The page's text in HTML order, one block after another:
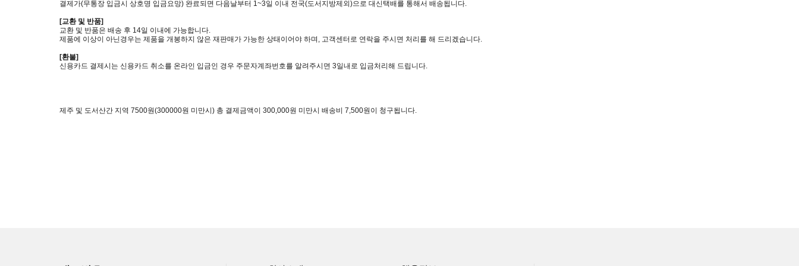
결제가(무통장 입금시 상호명 입금요망) 완료되면 다음날부터 1~3일 이내 전국(도서지방제외)으로 대신택배를 통해서 배송됩니다.
[교환 및 반품]
교환 및 반품은 배송 후 14일 이내에 가능합니다.
제품에 이상이 아닌경우는 제품을 개봉하지 않은 재판매가 가능한 상태이어야 하며, 고객센터로 연락을 주시면 처리를 해 드리겠습니다.
[환불]
신용카드 결제시는 신용카드 취소를 온라인 입금인 경우 주문자계좌번호를 알려주시면 3일내로 입금처리해 드립니다.
제주 및 도서산간 지역 7500원(300000원 미만시) 총 결제금액이 300,000원 미만시 배송비 7,500원이 청구됩니다.